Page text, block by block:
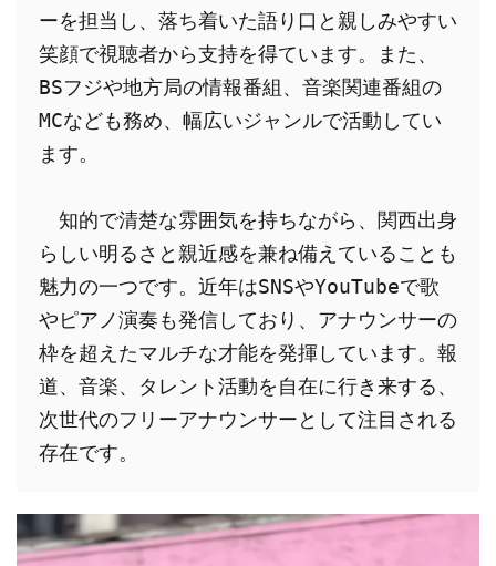
ーを担当し、落ち着いた語り口と親しみやすい
笑顔で視聴者から支持を得ています。また、
BSフジや地方局の情報番組、音楽関連番組の
MCなども務め、幅広いジャンルで活動してい
ます。
知的で清楚な雰囲気を持ちながら、関西出身
らしい明るさと親近感を兼ね備えていることも
魅力の一つです。近年はSNSやYouTubeで歌
やピアノ演奏も発信しており、アナウンサーの
枠を超えたマルチな才能を発揮しています。報
道、音楽、タレント活動を自在に行き来する、
次世代のフリーアナウンサーとして注目される
存在です。